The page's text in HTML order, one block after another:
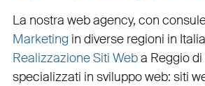
La nostra web agency, con
Marketing in diverse regioni in
Realizzazione Siti Weba Reggio di
specializzati in sviluppo web: siti